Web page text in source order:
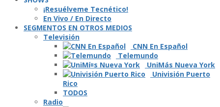
¡Resuélveme Tecnético!
En Vivo / En Directo
SEGMENTOS EN OTROS MEDIOS
Televisión
CNN En Español
Telemundo
UniMás Nueva York
Univisión Puerto
Rico
TODOS
Radio